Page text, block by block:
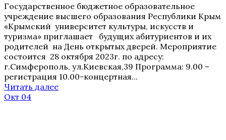
Государственное бюджетное образовательное
учреждение высшего образования Республики Крым
«Крымский университет культуры, искусств и
туризма» приглашает будущих абитуриентов и их
родителей на День открытых дверей. Мероприятие
состоится 28 октября 2023г. по адресу:
г.Симферополь, ул.Киевская,39 Программа: 9.00 –
регистрация 10.00-концертная...
Читать далее
Окт 04